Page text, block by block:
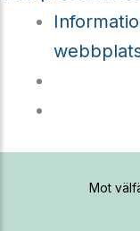
Mot